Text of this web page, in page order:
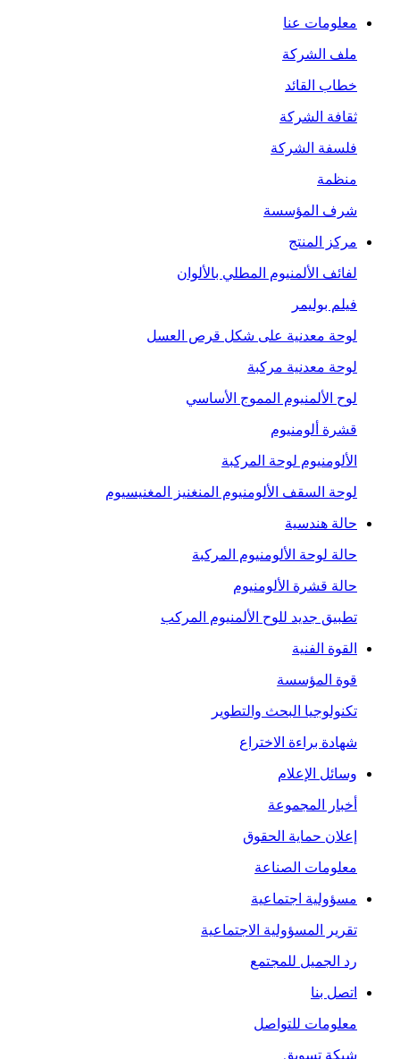
معلومات عنا
ملف الشركة
خطاب القائد
ثقافة الشركة
فلسفة الشركة
منظمة
شرف المؤسسة
مركز المنتج
لفائف الألمنيوم المطلي بالألوان
فيلم بوليمر
لوحة معدنية على شكل قرص العسل
لوحة معدنية مركبة
لوح الألمنيوم المموج الأساسي
قشرة ألومنيوم
الألومنيوم لوحة المركبة
لوحة السقف الألومنيوم المنغنيز المغنيسيوم
حالة هندسية
حالة لوحة الألومنيوم المركبة
حالة قشرة الألومنيوم
تطبيق جديد للوح الألمنيوم المركب
القوة الفنية
قوة المؤسسة
تكنولوجيا البحث والتطوير
شهادة براءة الاختراع
وسائل الإعلام
أخبار المجموعة
إعلان حماية الحقوق
معلومات الصناعة
مسؤولية اجتماعية
تقرير المسؤولية الاجتماعية
رد الجميل للمجتمع
اتصل بنا
معلومات للتواصل
شبكة تسويق